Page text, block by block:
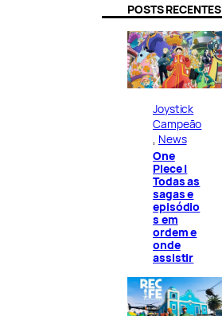
POSTS RECENTES
Joystick
Campeão
News
One
Piece |
Todas as
sagas e
episódio
s em
ordem e
onde
assistir